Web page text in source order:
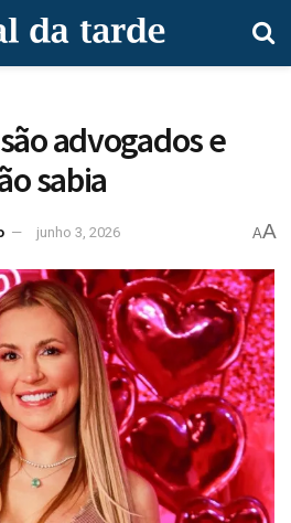
advogados e
sabia
junho 3, 2026 AA